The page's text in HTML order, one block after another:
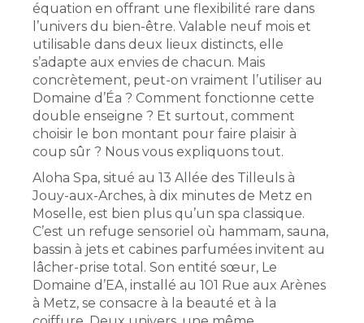
équation en offrant une flexibilité rare dans
l’univers du bien-être. Valable neuf mois et
utilisable dans deux lieux distincts, elle
s’adapte aux envies de chacun. Mais
concrètement, peut-on vraiment l’utiliser au
Domaine d’Éa ? Comment fonctionne cette
double enseigne ? Et surtout, comment
choisir le bon montant pour faire plaisir à
coup sûr ? Nous vous expliquons tout.
Aloha Spa, situé au 13 Allée des Tilleuls à
Jouy-aux-Arches, à dix minutes de Metz en
Moselle, est bien plus qu’un spa classique.
C’est un refuge sensoriel où hammam, sauna,
bassin à jets et cabines parfumées invitent au
lâcher-prise total. Son entité sœur, Le
Domaine d’EA, installé au 101 Rue aux Arènes
à Metz, se consacre à la beauté et à la